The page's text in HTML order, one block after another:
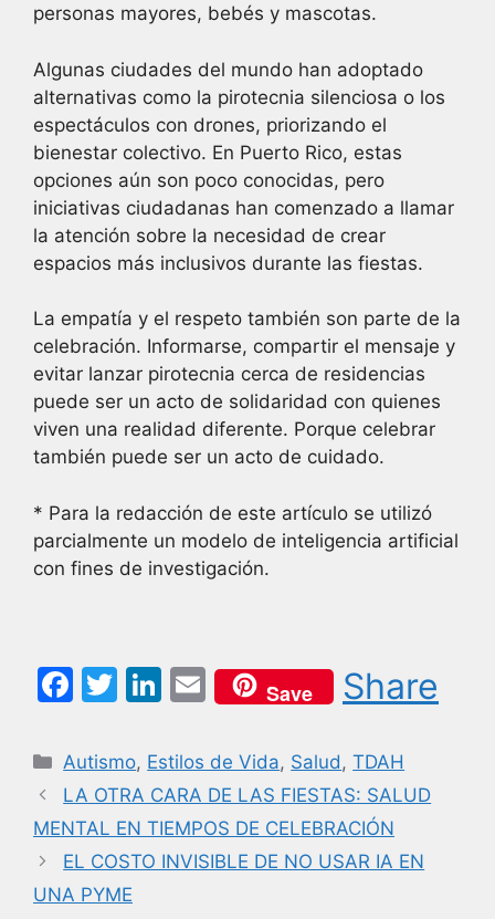
personas mayores, bebés y mascotas.
Algunas ciudades del mundo han adoptado
alternativas como la pirotecnia silenciosa o los
espectáculos con drones, priorizando el
bienestar colectivo. En Puerto Rico, estas
opciones aún son poco conocidas, pero
iniciativas ciudadanas han comenzado a llamar
la atención sobre la necesidad de crear
espacios más inclusivos durante las fiestas.
La empatía y el respeto también son parte de la
celebración. Informarse, compartir el mensaje y
evitar lanzar pirotecnia cerca de residencias
puede ser un acto de solidaridad con quienes
viven una realidad diferente. Porque celebrar
también puede ser un acto de cuidado.
* Para la redacción de este artículo se utilizó
parcialmente un modelo de inteligencia artificial
con fines de investigación.
F
c
e
b
o
o
T
itt
er
Li
k
e
dI
n
E
m
ai
l
Save Share
Categorías
Autismo, Estilos de Vida, Salud ,TDAH
LA OTRA CARA DE LAS FIESTAS: SALUD
MENTAL EN TIEMPOS DE CELEBRACIÓN
EL COSTO INVISIBLE DE NO USAR IA EN
UNA PYME